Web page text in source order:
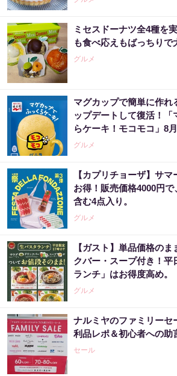
ミセスドーナツ全4種を
も食べ応えもばっちりで
グルメ
マグカップで簡単に作れ
ップデートして復活！「
らケーキ！モコモコ」8
グルメ
【カプリチョーザ】サ
お得！販売価格4000円
含む4点入り。
グルメ
【ガスト】単品価格の
クバー・スープ付き！平
ランチ」はお得度高め。
グルメ
ナルミヤのファミリーセ
利品レポ＆初心者への助
セール